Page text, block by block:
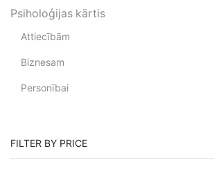
Psiholoģijas kārtis
Attiecībām
Biznesam
Personībai
FILTER BY PRICE